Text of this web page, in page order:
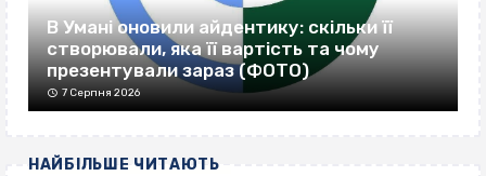
В Умані оновили айдентику: скільки її
створювали, яка її вартість та чому
презентували зараз (ФОТО)
7 Серпня 2026
НАЙБІЛЬШЕ ЧИТАЮТЬ